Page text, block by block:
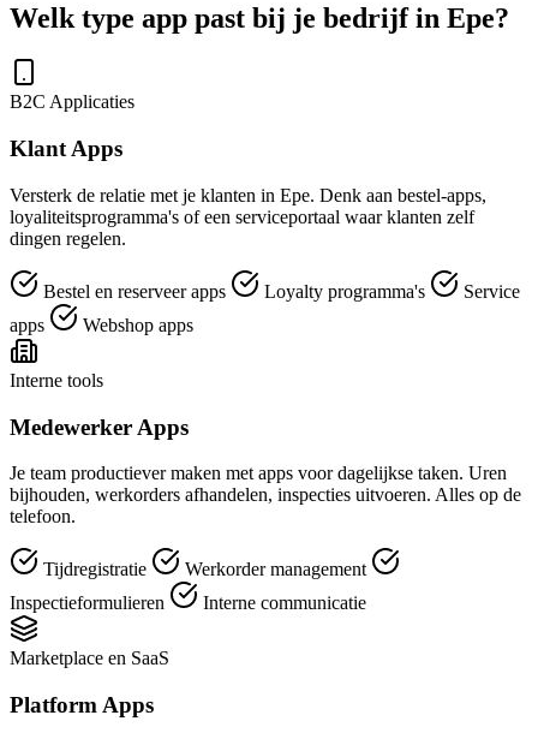
Welk type app past bij je bedrijf in Epe?
B2C Applicaties
Klant Apps
Versterk de relatie met je klanten in Epe. Denk aan bestel-apps,
loyaliteitsprogramma's of een serviceportaal waar klanten zelf
dingen regelen.
Bestel en reserveer apps Loyalty programma's
Service
apps
Webshop apps
Interne tools
Medewerker Apps
Je team productiever maken met apps voor dagelijkse taken. Uren
bijhouden, werkorders afhandelen, inspecties uitvoeren. Alles op de
telefoon.
Tijdregistratie
Werkorder management
Inspectieformulieren
Interne communicatie
Marketplace en SaaS
Platform Apps